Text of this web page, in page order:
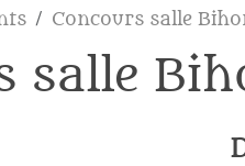
Concours salle
salle